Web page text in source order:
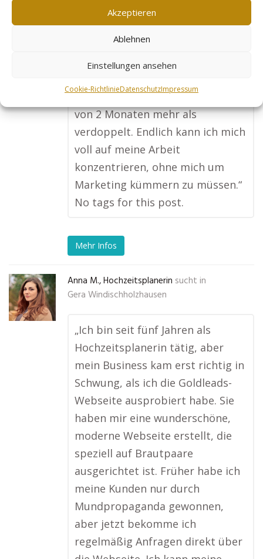
Akzeptieren
Ablehnen
Einstellungen ansehen
Cookie-RichtlinieDatenschutzImpressum
Österreich nach vorne gebracht
hat. Jetzt werde ich von
Fitnessbegeisterten in meiner
Region und darüber hinaus
Kundenanzahl hat sich innerhalb
von 2 Monaten mehr als
verdoppelt. Endlich kann ich mich
voll auf meine Arbeit
konzentrieren, ohne mich um
Marketing kümmern zu müssen.“
No tags for this post.
Mehr Infos
Anna M., Hochzeitsplanerin sucht in
Gera Windischholzhausen
„Ich bin seit fünf Jahren als
Hochzeitsplanerin tätig, aber
mein Business kam erst richtig in
Schwung, als ich die Goldleads-
Webseite ausprobiert habe. Sie
haben mir eine wunderschöne,
moderne Webseite erstellt, die
speziell auf Brautpaare
ausgerichtet ist. Früher habe ich
meine Kunden nur durch
Mundpropaganda gewonnen,
aber jetzt bekomme ich
regelmäßig Anfragen direkt über